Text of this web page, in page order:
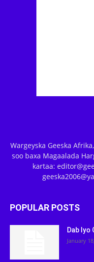
Wargeyska Geeska
soo baxa Magaalada
kartaa:
POPULAR POSTS
Dab Iyo
January